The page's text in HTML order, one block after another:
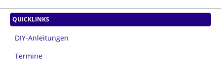
QUICKLINKS
DIY-Anleitungen
Termine